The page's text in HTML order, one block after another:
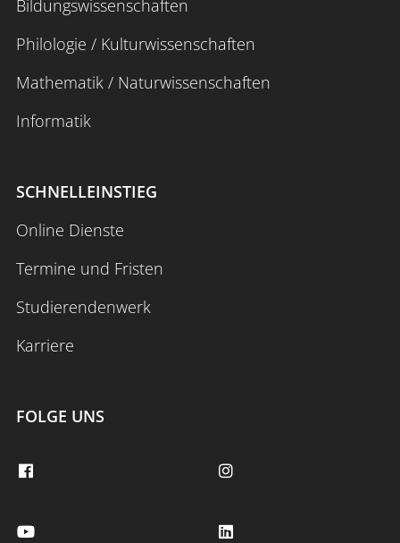
Bildungswissenschaften
Philologie / Kulturwissenschaften
Mathematik / Naturwissenschaften
Informatik
SCHNELLEINSTIEG
Online Dienste
Termine und Fristen
Studierendenwerk
Karriere
FOLGE UNS